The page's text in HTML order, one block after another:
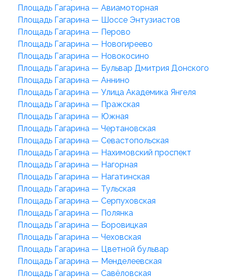
Площадь Гагарина — Авиамоторная
Площадь Гагарина — Шоссе Энтузиастов
Площадь Гагарина — Перово
Площадь Гагарина — Новогиреево
Площадь Гагарина — Новокосино
Площадь Гагарина — Бульвар Дмитрия Донского
Площадь Гагарина — Аннино
Площадь Гагарина — Улица Академика Янгеля
Площадь Гагарина — Пражская
Площадь Гагарина — Южная
Площадь Гагарина — Чертановская
Площадь Гагарина — Севастопольская
Площадь Гагарина — Нахимовский проспект
Площадь Гагарина — Нагорная
Площадь Гагарина — Нагатинская
Площадь Гагарина — Тульская
Площадь Гагарина — Серпуховская
Площадь Гагарина — Полянка
Площадь Гагарина — Боровицкая
Площадь Гагарина — Чеховская
Площадь Гагарина — Цветной бульвар
Площадь Гагарина — Менделеевская
Площадь Гагарина — Савёловская